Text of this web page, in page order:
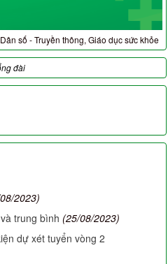
số - Truyền thông, Giáo dục sức khỏe
đài
2023)
trung bình (25/08/2023)
dự xét tuyển vòng 2